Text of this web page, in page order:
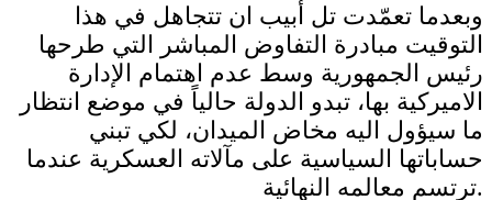
وبعدما تعمّدت تل أبيب ان تتجاهل في هذا
التوقيت مبادرة التفاوض المباشر التي طرحها
رئيس الجمهورية وسط عدم اهتمام الإدارة
الاميركية بها، تبدو الدولة حالياً في موضع انتظار
ما سيؤول اليه مخاض الميدان، لكي تبني
حساباتها السياسية على مآلاته العسكرية عندما
ترتسم معالمه النهائية.